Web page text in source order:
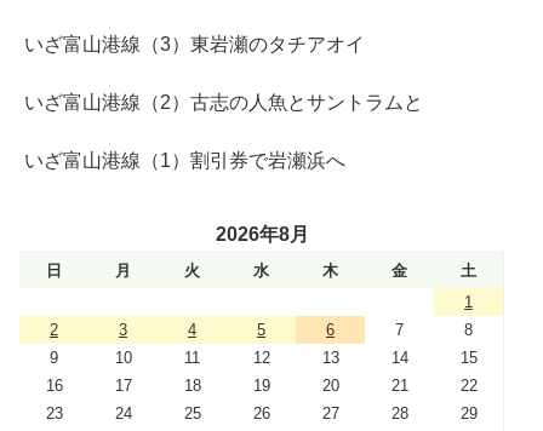
いざ富山港線（3）東岩瀬のタチアオイ
いざ富山港線（2）古志の人魚とサントラムと
いざ富山港線（1）割引券で岩瀬浜へ
2026年8月
日 月 火 水 木 金
土
1
2
3 4 5 6 7
8
9
10 11 12 13 14
15
16
17 18 19 20 21
22
23
24 25 26 27 28
29